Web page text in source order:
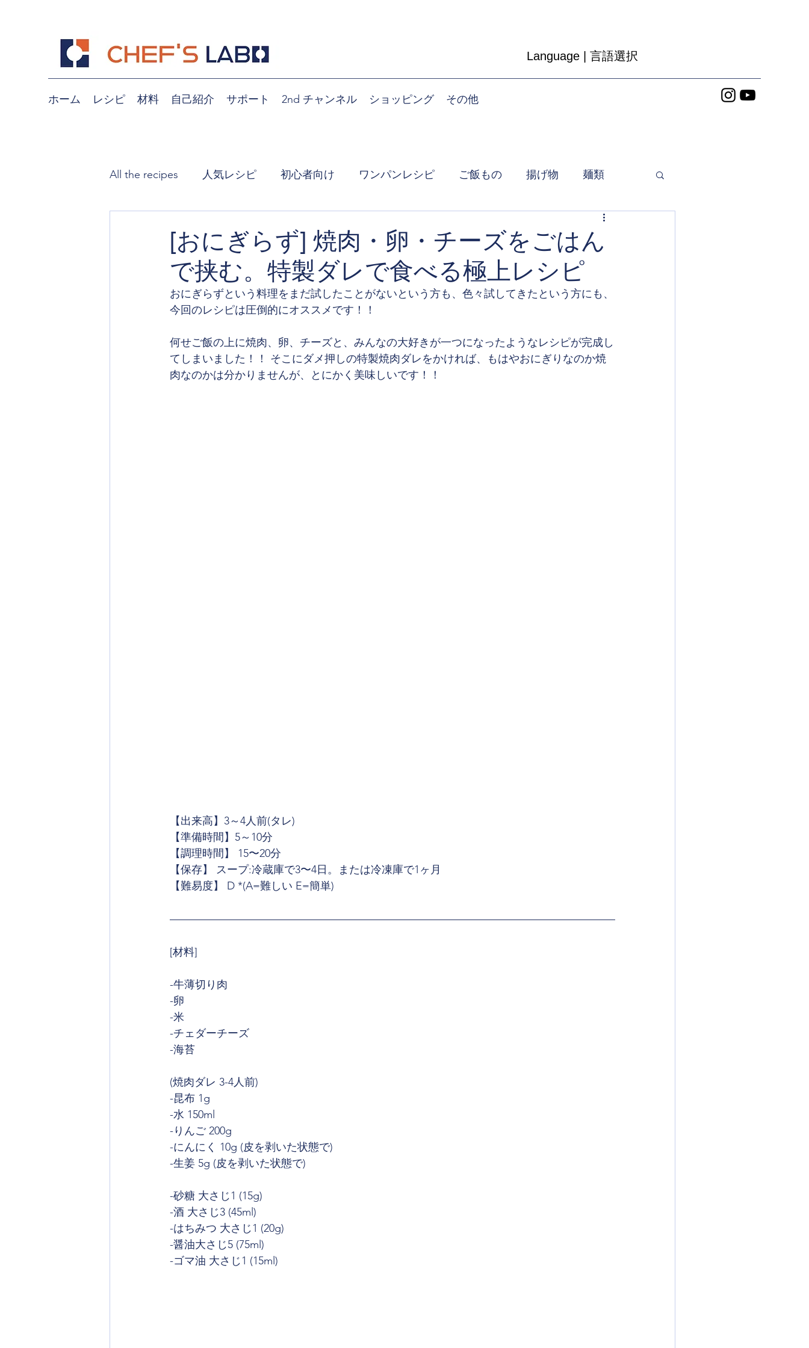
Language | 言語選択
ホーム レシピ 材料 自己紹介 サポート 2nd チャンネル ショッピング その他
All the recipes 人気レシピ 初心者向け ワンパンレシピ ご飯もの 揚げ物 麺類
[おにぎらず] 焼肉・卵・チーズをごはん
で挟む。特製ダレで食べる極上レシピ
おにぎらずという料理をまだ試したことがないという方も、色々試してきたという方にも、
今回のレシピは圧倒的にオススメです！！
何せご飯の上に焼肉、卵、チーズと、みんなの大好きが一つになったようなレシピが完成し
てしまいました！！ そこにダメ押しの特製焼肉ダレをかければ、もはやおにぎりなのか焼
肉なのかは分かりませんが、とにかく美味しいです！！
【出来高】3～4人前(タレ)
【準備時間】5～10分
【調理時間】 15〜20分
【保存】 スープ:冷蔵庫で3〜4日。または冷凍庫で1ヶ月
【難易度】 D *(A=難しい E=簡単)
[材料]
-牛薄切り肉
-卵
-米
-チェダーチーズ
-海苔
(焼肉ダレ 3-4人前)
-昆布 1g
-水 150ml
-りんご 200g
-にんにく 10g (皮を剥いた状態で)
-生姜 5g (皮を剥いた状態で)
-砂糖 大さじ1 (15g)
-酒 大さじ3 (45ml)
-はちみつ 大さじ1 (20g)
-醤油大さじ5 (75ml)
-ゴマ油 大さじ1 (15ml)